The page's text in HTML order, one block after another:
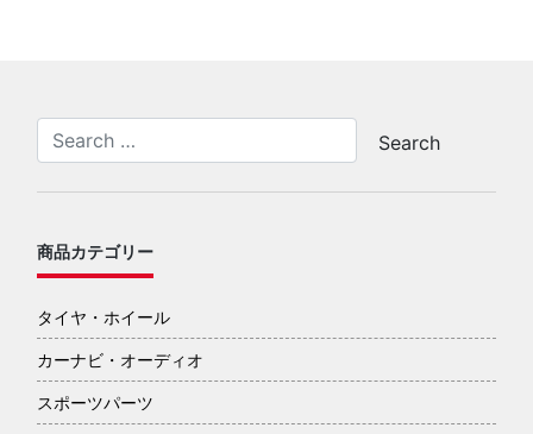
商品カテゴリー
タイヤ・ホイール
カーナビ・オーディオ
スポーツパーツ